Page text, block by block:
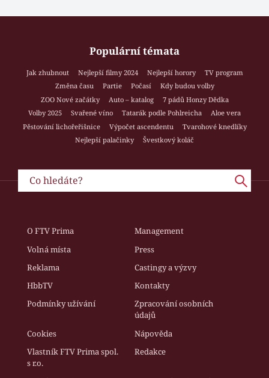
Populární témata
Jak zhubnout Nejlepší filmy 2024 Nejlepší horory
TV program
Změna času
Partie Počasí
Kdy budou volby
ZOO Nové začátky
Auto – katalog
7 pádů Honzy Dědka
Volby 2025
Svařené víno Tatarák podle Pohlreicha
Aloe vera
Pěstování lichořeřišnice
Výpočet ascendentu
Tvarohové knedlíky
Nejlepší palačinky
Švestkový koláč
O FTV Prima
Management
Volná místa
Press
Reklama
Castingy a výzvy
HbbTV
Kontakty
Podmínky užívání
Zpracování osobních
údajů
Cookies
Nápověda
Vlastník FTV Prima spol.
s r.o.
Redakce